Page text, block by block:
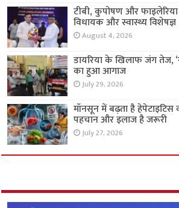
टीबी, कुपोषण और
विधायक और स्वास्थ्य विशेषज्ञ
August 4, 2026
डायरिया के खिलाफ जंग तेज,
का हुआ आगाज
July 29, 2026
मॉनसून में बढ़ता है
पहचान और इलाज है जरूरी
July 27, 2026